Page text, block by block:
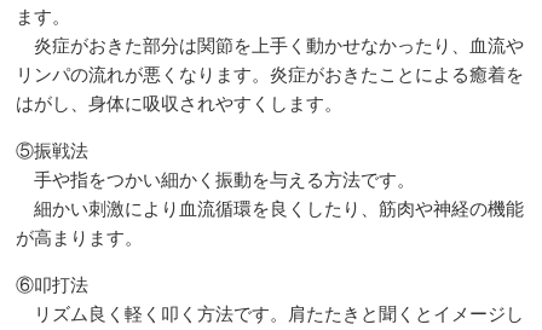
ます。
炎症がおきた部分は関節を上手く動かせなかったり、血流や
リンパの流れが悪くなります。炎症がおきたことによる癒着を
はがし、身体に吸収されやすくします。
⑤振戦法
手や指をつかい細かく振動を与える方法です。
細かい刺激により血流循環を良くしたり、筋肉や神経の機能
が高まります。
⑥叩打法
リズム良く軽く叩く方法です。肩たたきと聞くとイメージし